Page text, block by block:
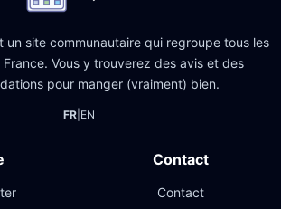
un site communautaire qui regroupe tous les
Vous y trouverez des avis et des
pour manger (vraiment) bien.
FR| EN
Contact
Contact